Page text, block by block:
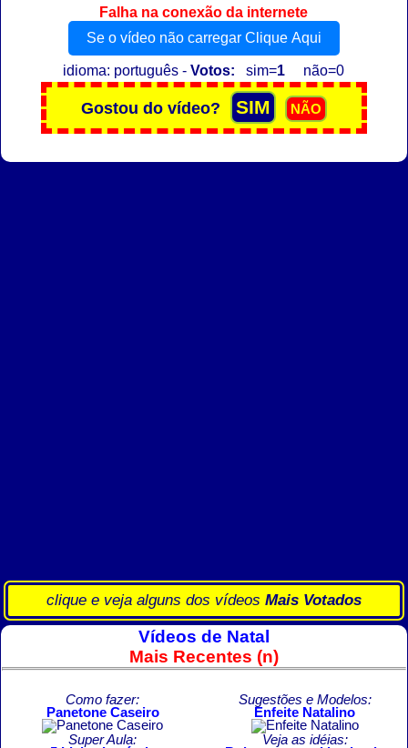
Falha na conexão da internete
Se o vídeo não carregar Clique Aqui
idioma: português -Votos: sim=1 não=0
clique e veja alguns dos vídeos Mais Votados
Vídeos de Natal
Mais Recentes (n)
Como fazer:
Panetone Caseiro
Sugestões e Modelos:
Enfeite Natalino
Super Aula:
Veja as idéias: